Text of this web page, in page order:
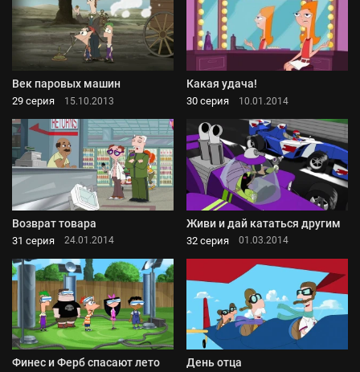
Век паровых машин
29 серия 15.10.2013
Какая удача!
30 серия 10.01.2014
Возврат товара
31 серия 24.01.2014
Живи и дай кататься другим
32 серия 01.03.2014
Финес и Ферб спасают лето День отца